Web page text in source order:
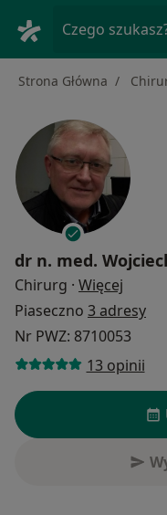
Czego
Strona Główna
dr n. med.
Chirurg · Więcej
Piaseczno 3 adresy
Nr PWZ: 8710053
13 opinii